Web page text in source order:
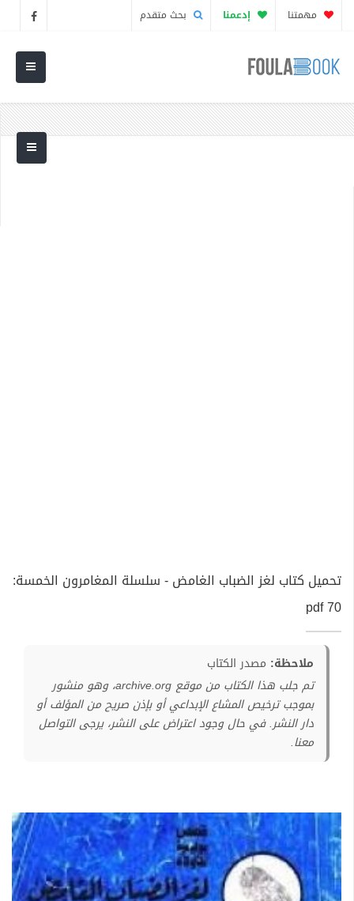
مهمتنا إدعمنا بحث متقدم
تحميل كتاب لغز الضباب الغامض - سلسلة المغامرون الخمسة:
70 pdf
ملاحظة: مصدر الكتاب
تم جلب هذا الكتاب من موقع archive.org، وهو منشور
بموجب ترخيص المشاع الإبداعي أو بإذن صريح من المؤلف أو
دار النشر. في حال وجود اعتراض على النشر، يرجى التواصل
معنا.